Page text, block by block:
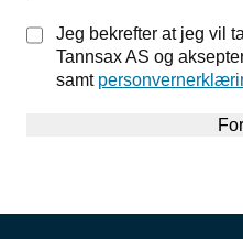
Jeg bekrefter at jeg vil
Tannsax AS og
samt